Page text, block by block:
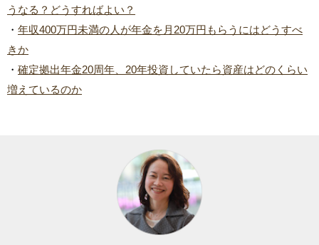
うなる？どうすればよい？
・ 年収400万円未満の人が年金を月20万円もらうにはどうすべ
きか
・ 確定拠出年金20周年、20年投資していたら資産はどのくらい
増えているのか